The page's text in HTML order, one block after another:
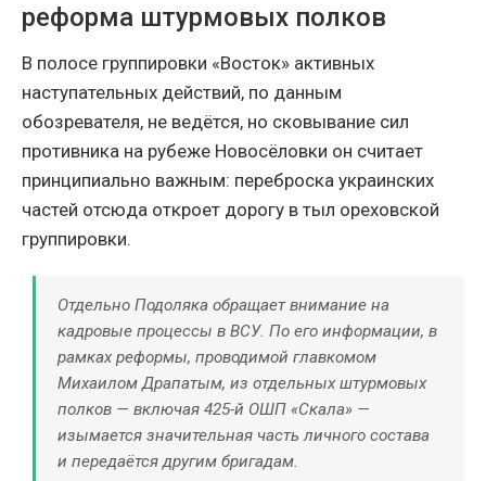
реформа штурмовых полков
В полосе группировки «Восток» активных
наступательных действий, по данным
обозревателя, не ведётся, но сковывание сил
противника на рубеже Новосёловки он считает
принципиально важным: переброска украинских
частей отсюда откроет дорогу в тыл ореховской
группировки.
Отдельно Подоляка обращает внимание на
кадровые процессы в ВСУ. По его информации, в
рамках реформы, проводимой главкомом
Михаилом Драпатым, из отдельных штурмовых
полков — включая 425-й ОШП «Скала» —
изымается значительная часть личного состава
и передаётся другим бригадам.